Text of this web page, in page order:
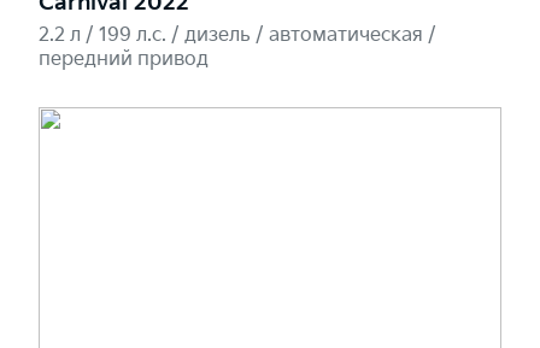
2.2 л / 199 л.c. / дизель / автоматическая /
передний привод